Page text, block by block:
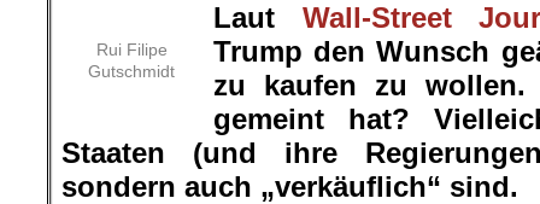
Rui Filipe
Gutschmidt
Laut Wall-Street
Trump den Wunsch
zu kaufen zu
gemeint hat?
Staaten (und ihre
sondern auch „verkäuflich“ sind.